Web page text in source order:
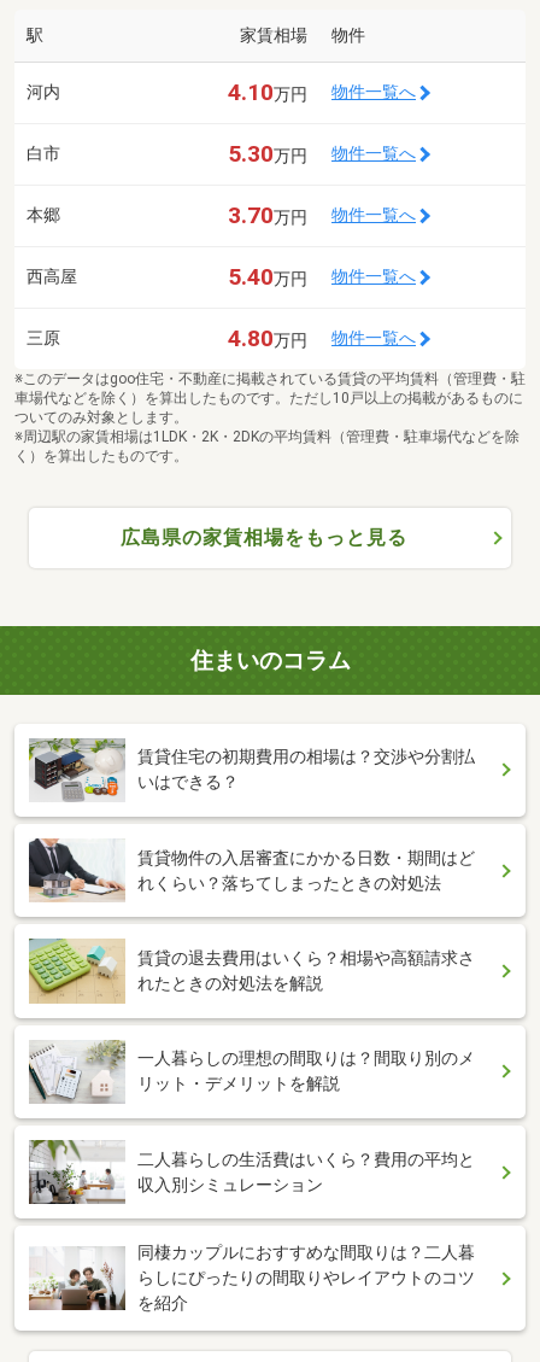
駅 家賃相場 物件
河内 4.10万円 物件一覧へ
白市 5.30万円 物件一覧へ
本郷 3.70万円 物件一覧へ
西高屋 5.40万円 物件一覧へ
三原 4.80万円 物件一覧へ
※このデータはgoo住宅・不動産に掲載されている賃貸の平均賃料（管理費・駐
車場代などを除く）を算出したものです。ただし10戸以上の掲載があるものに
ついてのみ対象とします。
※周辺駅の家賃相場は1LDK・2K・2DKの平均賃料（管理費・駐車場代などを除
く）を算出したものです。
広島県の家賃相場をもっと見る
住まいのコラム
賃貸住宅の初期費用の相場は？交渉や分割払
いはできる？
賃貸物件の入居審査にかかる日数・期間はど
れくらい？落ちてしまったときの対処法
賃貸の退去費用はいくら？相場や高額請求さ
れたときの対処法を解説
一人暮らしの理想の間取りは？間取り別のメ
リット・デメリットを解説
二人暮らしの生活費はいくら？費用の平均と
収入別シミュレーション
同棲カップルにおすすめな間取りは？二人暮
らしにぴったりの間取りやレイアウトのコツ
を紹介